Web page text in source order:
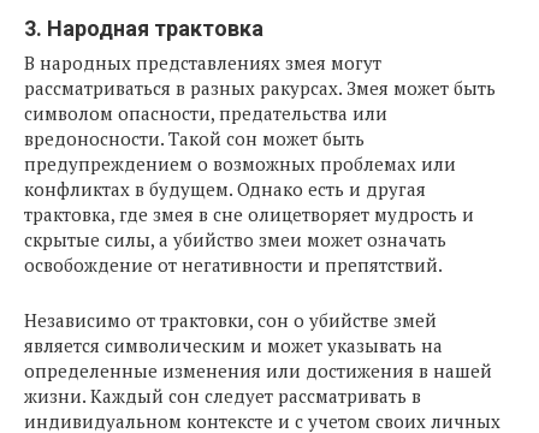
3. Народная трактовка
В народных представлениях змея могут
рассматриваться в разных ракурсах. Змея может быть
символом опасности, предательства или
вредоносности. Такой сон может быть
предупреждением о возможных проблемах или
конфликтах в будущем. Однако есть и другая
трактовка, где змея в сне олицетворяет мудрость и
скрытые силы, а убийство змеи может означать
освобождение от негативности и препятствий.
Независимо от трактовки, сон о убийстве змей
является символическим и может указывать на
определенные изменения или достижения в нашей
жизни. Каждый сон следует рассматривать в
индивидуальном контексте и с учетом своих личных